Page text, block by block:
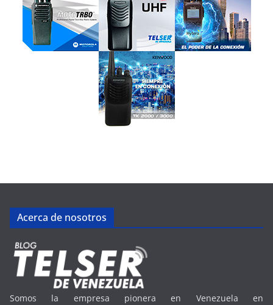
Acerca de nosotros
Somos la empresa pionera en Venezuela en